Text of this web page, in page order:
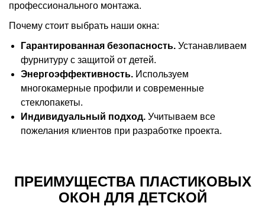
профессионального монтажа.
Почему стоит выбрать наши окна:
Гарантированная безопасность. Устанавливаем
фурнитуру с защитой от детей.
Энергоэффективность. Используем
многокамерные профили и современные
стеклопакеты.
Индивидуальный подход. Учитываем все
пожелания клиентов при разработке проекта.
ПРЕИМУЩЕСТВА ПЛАСТИКОВЫХ
ОКОН ДЛЯ ДЕТСКОЙ